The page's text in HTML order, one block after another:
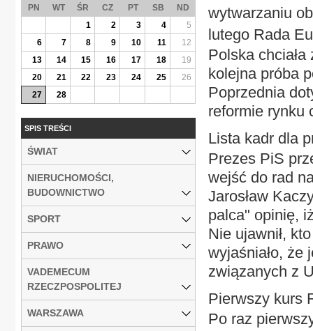
wytwarzaniu
lutego Rada
Polska
kolejna próba
Poprzednia
reformie rynku
Lista kadr dla
Prezes PiS
wejść do rad
Jarosław
palca" opinię,
Nie ujawnił,
wyjaśniało, że
związanych z
Pierwszy kurs
Po raz
PN WT ŚR CZ PT SB
ND
1
2 3 4
5
6
7 8 9 10 11
12
13
14 15 16 17 18
19
20
21 22 23 24 25
26
27
28
SPIS TREŚCI
ŚWIAT
NIERUCHOMOŚCI,
BUDOWNICTWO
SPORT
PRAWO
VADEMECUM
RZECZPOSPOLITEJ
WARSZAWA